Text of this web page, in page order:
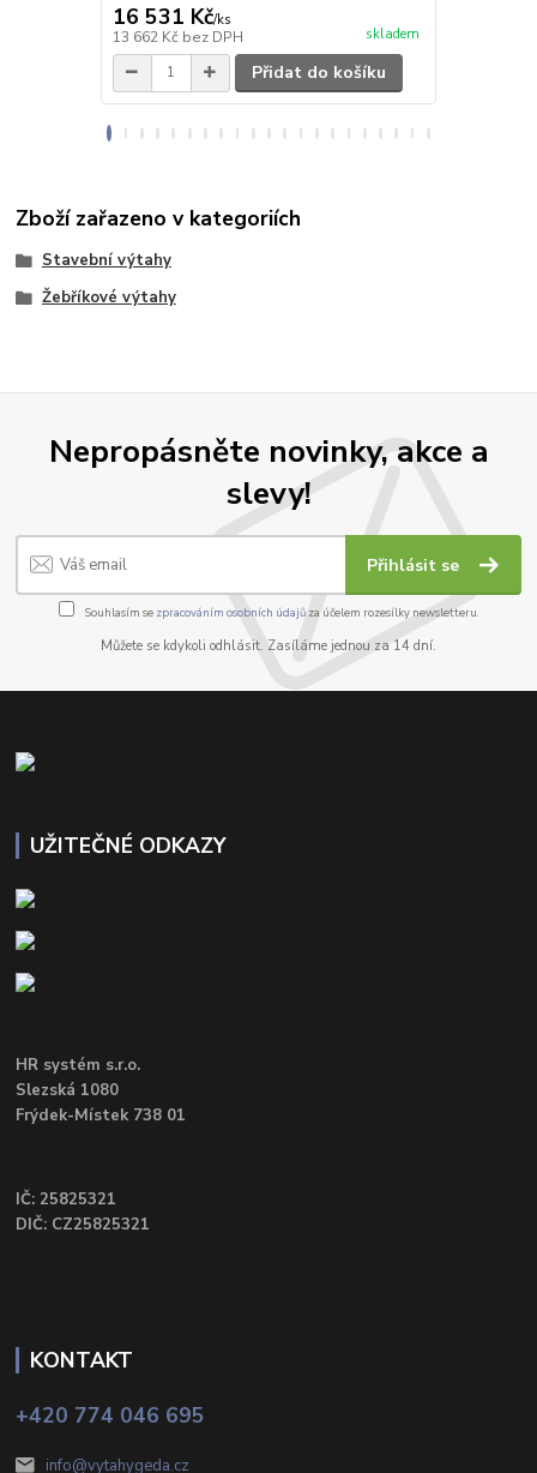
16 531 Kč/ks
13 662 Kč bez DPH skladem
Přidat do košíku
Zboží zařazeno v kategoriích
Stavební výtahy
Žebříkové výtahy
Nepropásněte novinky, akce a
slevy!
Přihlásit se
Souhlasím se zpracováním osobních údajůza účelem rozesílky newsletteru.
Můžete se kdykoli odhlásit. Zasíláme jednou za 14 dní.
UŽITEČNÉ ODKAZY
HR systém s.r.o.
Slezská 1080
Frýdek-Místek 738 01
IČ: 25825321
DIČ: CZ25825321
KONTAKT
+420 774 046 695
info@vytahygeda.cz